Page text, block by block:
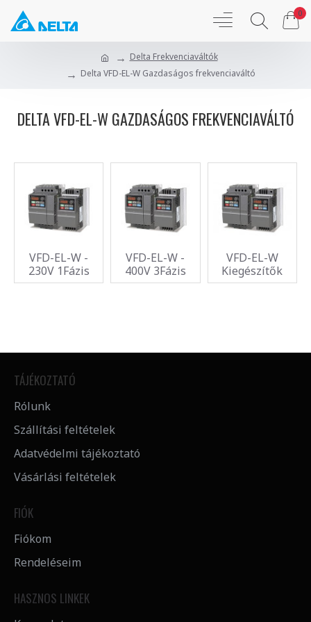
0
Delta Frekvenciaváltók
Delta VFD-EL-W Gazdaságos frekvenciaváltó
DELTA VFD-EL-W GAZDASÁGOS FREKVENCIAVÁLTÓ
VFD-EL-W -
230V 1Fázis
VFD-EL-W -
400V 3Fázis
VFD-EL-W
Kiegészítők
TÁJÉKOZTATÓ
Rólunk
Szállítási feltételek
Adatvédelmi tájékoztató
Vásárlási feltételek
FIÓK
Fiókom
Rendeléseim
HASZNOS LINKEK